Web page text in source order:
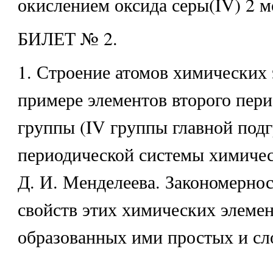
БИЛЕТ № 2.
1. Строение атомов химических
примере элементов второго
группы (IV группы главной
периодической системы
Д. И. Менделеева.
свойств этих химических
образованных ими простых и